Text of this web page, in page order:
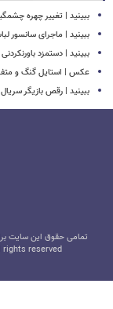
ببینید | تغییر چهره
ببینید | ماجرای سانسور
ببینید | دستمزد
عکس | استایل گنگ و متفاوت
ببینید | رقص بازیگر سریال خط
تمامی حقوق این سایت
rights reserved